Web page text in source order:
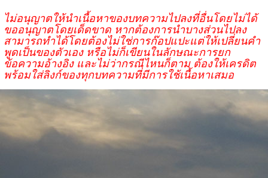
ไม่อนุญาตให้นำเนื้อหาของบทความไปลงที่อื่นโดยไม่ได้
ขออนุญาตโดยเด็ดขาด หากต้องการนำบางส่วนไปลง
สามารถทำได้โดยต้องไม่ใช่การก๊อปแปะแต่ให้เปลี่ยนคำ
พูดเป็นของตัวเอง หรือไม่ก็เขียนในลักษณะการยก
ข้อความอ้างอิง และไม่ว่ากรณีไหนก็ตาม ต้องให้เครดิต
พร้อมใส่ลิงก์ของทุกบทความที่มีการใช้เนื้อหาเสมอ